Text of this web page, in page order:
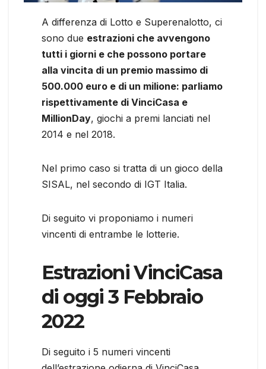
A differenza di Lotto e Superenalotto, ci
sono due estrazioni che avvengono
tutti i giorni e che possono portare
alla vincita di un premio massimo di
500.000 euro e di un milione: parliamo
rispettivamente di VinciCasa e
MillionDay, giochi a premi lanciati nel
2014 e nel 2018.
Nel primo caso si tratta di un gioco della
SISAL, nel secondo di IGT Italia.
Di seguito vi proponiamo i numeri
vincenti di entrambe le lotterie.
Estrazioni VinciCasa
di oggi 3 Febbraio
2022
Di seguito i 5 numeri vincenti